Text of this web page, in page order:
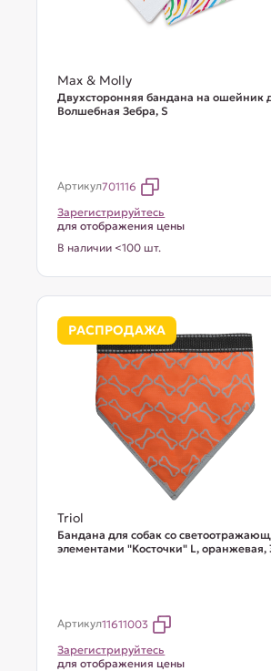
Max & Molly
Двухсторонняя бандана на ошейник
Волшебная Зебра, S
Артикул701116
Зарегистрируйтесь
для отображения цены
В наличии <100 шт.
РАСПРОДАЖА
Triol
Бандана для собак со
элементами "Косточки" L, оранжевая,
Артикул11611003
Зарегистрируйтесь
для отображения цены